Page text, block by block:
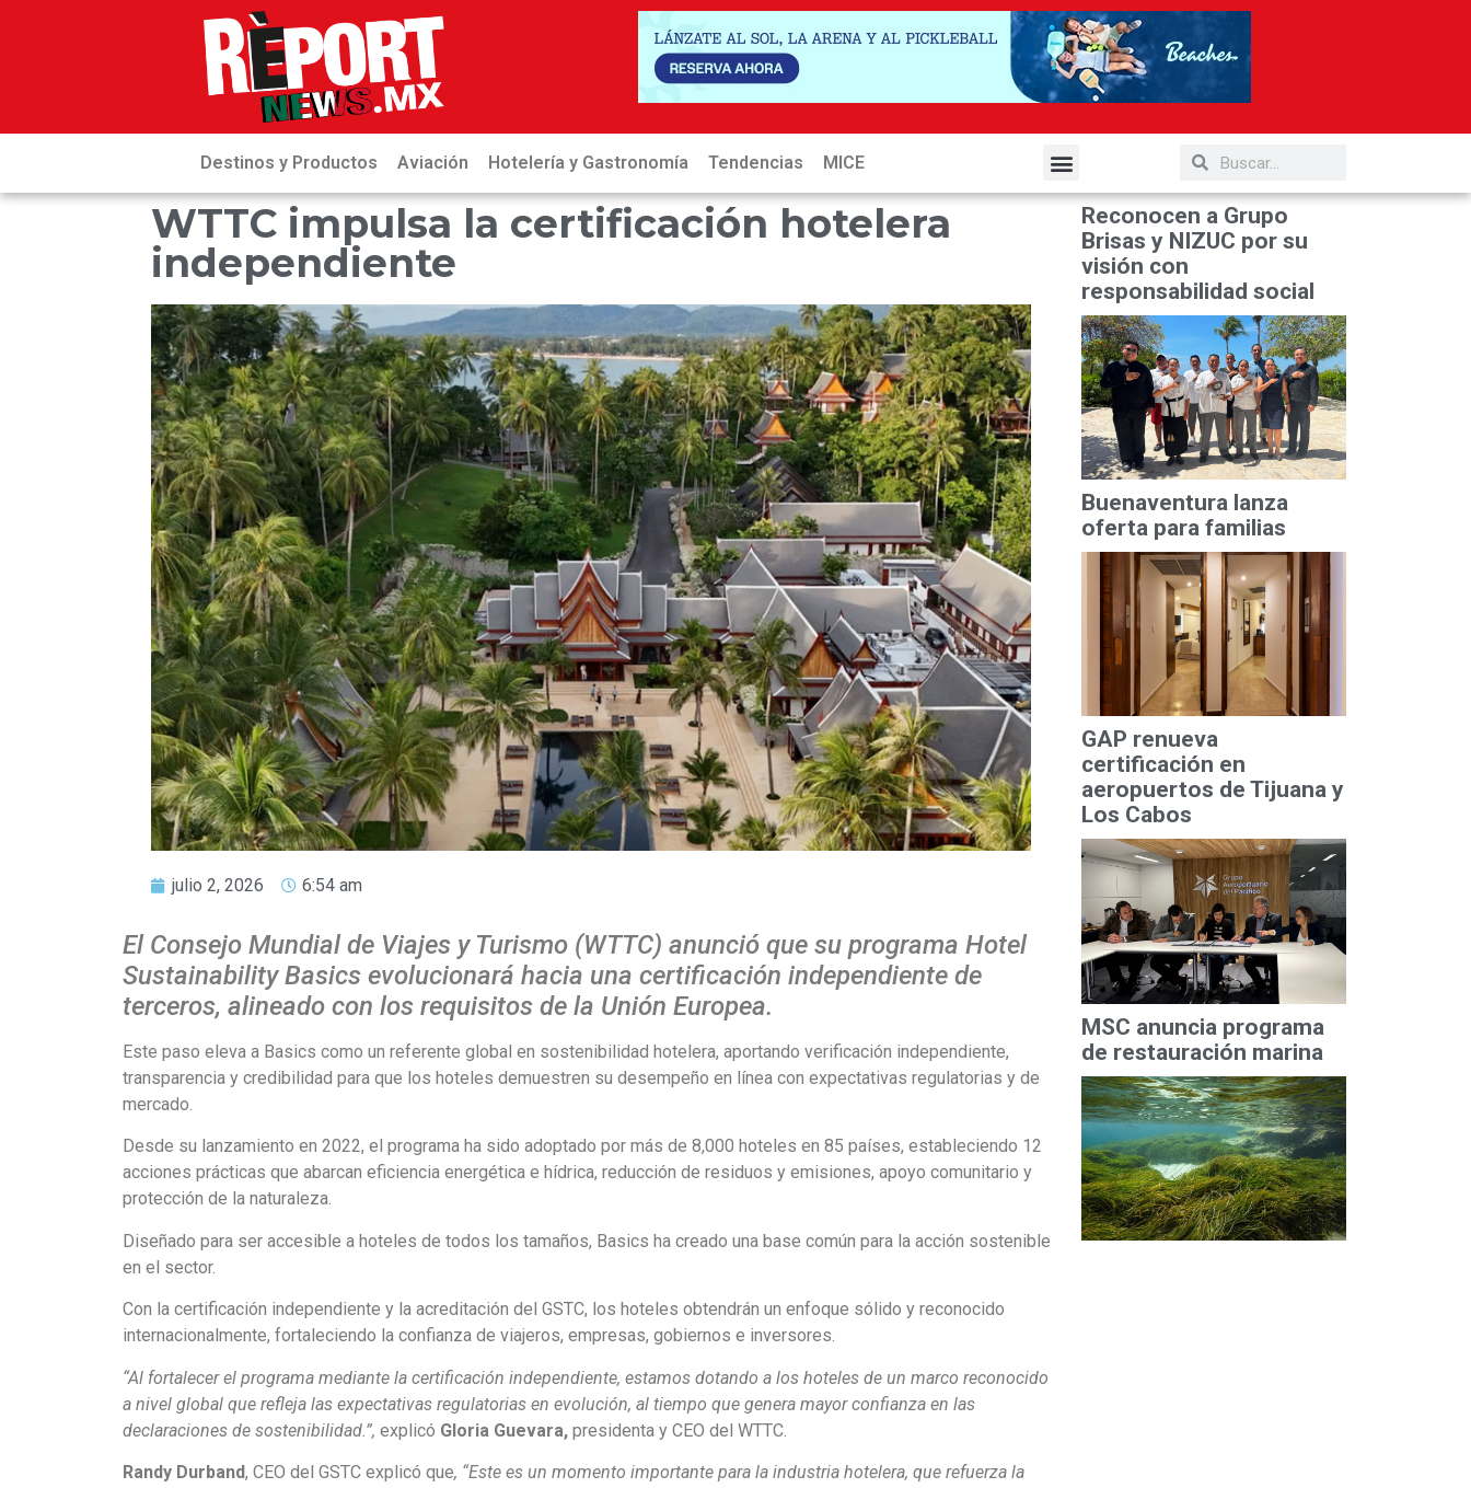
Destinos y Productos Aviación Hotelería y Gastronomía Tendencias MICE
WTTC impulsa la certificación hotelera
independiente
julio 2, 2026 6:54 am
El Consejo Mundial de Viajes y Turismo (WTTC) anunció que su programa Hotel
Sustainability Basics evolucionará hacia una certificación independiente de
terceros, alineado con los requisitos de la Unión Europea.
Este paso eleva a Basics como un referente global en sostenibilidad hotelera, aportando verificación independiente,
transparencia y credibilidad para que los hoteles demuestren su desempeño en línea con expectativas regulatorias y de
mercado.
Desde su lanzamiento en 2022, el programa ha sido adoptado por más de 8,000 hoteles en 85 países, estableciendo 12
acciones prácticas que abarcan eficiencia energética e hídrica, reducción de residuos y emisiones, apoyo comunitario y
protección de la naturaleza.
Diseñado para ser accesible a hoteles de todos los tamaños, Basics ha creado una base común para la acción sostenible
en el sector.
Con la certificación independiente y la acreditación del GSTC, los hoteles obtendrán un enfoque sólido y reconocido
internacionalmente, fortaleciendo la confianza de viajeros, empresas, gobiernos e inversores.
“Al fortalecer el programa mediante la certificación independiente, estamos dotando a los hoteles de un marco reconocido
a nivel global que refleja las expectativas regulatorias en evolución, al tiempo que genera mayor confianza en las
declaraciones de sostenibilidad.”, explicó Gloria Guevara, presidenta y CEO del WTTC.
Randy Durband, CEO del GSTC explicó que, “Este es un momento importante para la industria hotelera, que refuerza la
Reconocen a Grupo
Brisas y NIZUC por su
visión con
responsabilidad social
Buenaventura lanza
oferta para familias
GAP renueva
certificación en
aeropuertos de Tijuana y
Los Cabos
MSC anuncia programa
de restauración marina